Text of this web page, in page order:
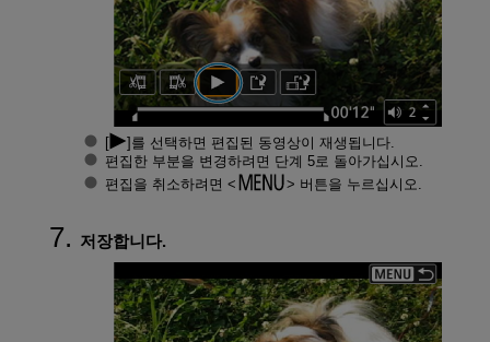
[
]를 선택하면 편집된 동영상이 재생됩니다.
편집한 부분을 변경하려면 단계 5로 돌아가십시오.
편집을 취소하려면
버튼을 누르십시오.
저장합니다.